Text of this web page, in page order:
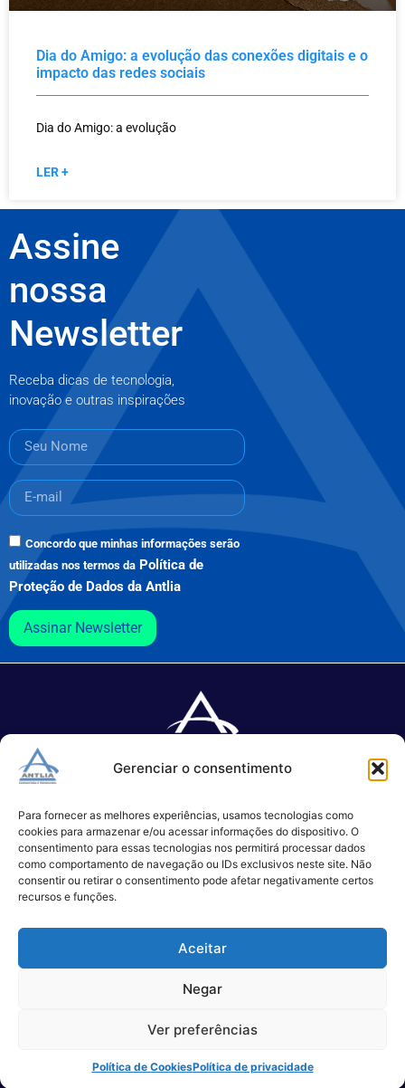
Gerenciar o consentimento
Para fornecer as melhores experiências, usamos tecnologias como
cookies para armazenar e/ou acessar informações do dispositivo. O
consentimento para essas tecnologias nos permitirá processar dados
como comportamento de navegação ou IDs exclusivos neste site. Não
consentir ou retirar o consentimento pode afetar negativamente certos
recursos e funções.
Aceitar
Negar
Ver preferências
Política de CookiesPolítica de privacidade
Dia do Amigo: a evolução das conexões digitais e o
impacto das redes sociais
Dia do Amigo: a evolução
LER +
Assine
nossa
Newsletter
Receba dicas de tecnologia,
inovação e outras inspirações
Concordo que minhas informações serão
utilizadas nos termos da Política de
Proteção de Dados da Antlia
Assinar Newsletter
TI.
(11) 3017-0999
São Paulo
Alameda Campinas, 1100 – 3°Andar,